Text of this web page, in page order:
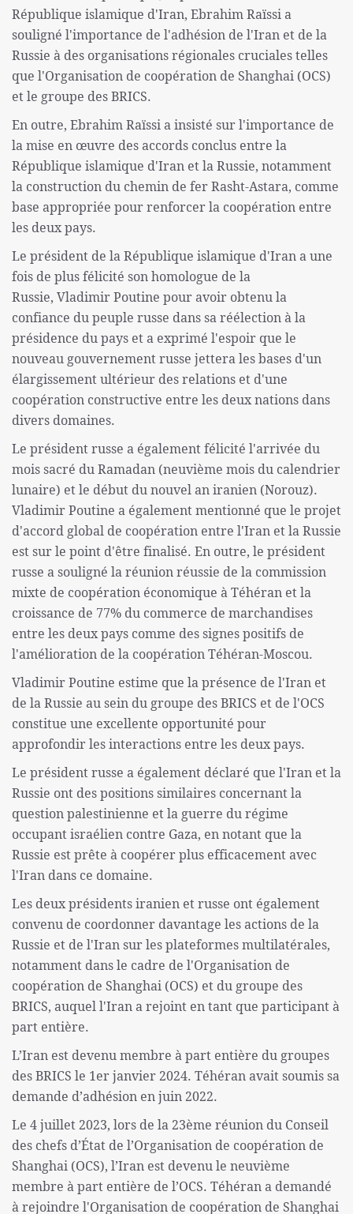
République islamique d'Iran, Ebrahim Raïssi a
souligné l'importance de l'adhésion de l'Iran et de la
Russie à des organisations régionales cruciales telles
que l'Organisation de coopération de Shanghai (OCS)
et le groupe des BRICS.
En outre, Ebrahim Raïssi a insisté sur l'importance de
la mise en œuvre des accords conclus entre la
République islamique d'Iran et la Russie, notamment
la construction du chemin de fer Rasht-Astara, comme
base appropriée pour renforcer la coopération entre
les deux pays.
Le président de la République islamique d'Iran a une
fois de plus félicité son homologue de la
Russie, Vladimir Poutine pour avoir obtenu la
confiance du peuple russe dans sa réélection à la
présidence du pays et a exprimé l'espoir que le
nouveau gouvernement russe jettera les bases d'un
élargissement ultérieur des relations et d'une
coopération constructive entre les deux nations dans
divers domaines.
Le président russe a également félicité l'arrivée du
mois sacré du Ramadan (neuvième mois du calendrier
lunaire) et le début du nouvel an iranien (Norouz).
Vladimir Poutine a également mentionné que le projet
d'accord global de coopération entre l'Iran et la Russie
est sur le point d'être finalisé. En outre, le président
russe a souligné la réunion réussie de la commission
mixte de coopération économique à Téhéran et la
croissance de 77% du commerce de marchandises
entre les deux pays comme des signes positifs de
l'amélioration de la coopération Téhéran-Moscou.
Vladimir Poutine estime que la présence de l'Iran et
de la Russie au sein du groupe des BRICS et de l'OCS
constitue une excellente opportunité pour
approfondir les interactions entre les deux pays.
Le président russe a également déclaré que l'Iran et la
Russie ont des positions similaires concernant la
question palestinienne et la guerre du régime
occupant israélien contre Gaza, en notant que la
Russie est prête à coopérer plus efficacement avec
l'Iran dans ce domaine.
Les deux présidents iranien et russe ont également
convenu de coordonner davantage les actions de la
Russie et de l'Iran sur les plateformes multilatérales,
notamment dans le cadre de l'Organisation de
coopération de Shanghai (OCS) et du groupe des
BRICS, auquel l'Iran a rejoint en tant que participant à
part entière.
L’Iran est devenu membre à part entière du groupes
des BRICS le 1er janvier 2024. Téhéran avait soumis sa
demande d’adhésion en juin 2022.
Le 4 juillet 2023, lors de la 23ème réunion du Conseil
des chefs d’État de l’Organisation de coopération de
Shanghai (OCS), l’Iran est devenu le neuvième
membre à part entière de l’OCS. Téhéran a demandé
à rejoindre l'Organisation de coopération de Shanghai